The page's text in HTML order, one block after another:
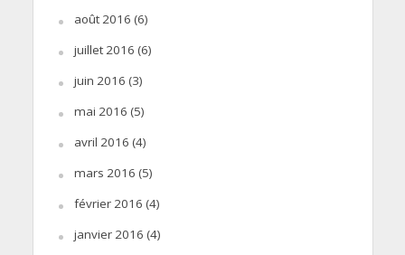
août 2016 (6)
juillet 2016 (6)
juin 2016 (3)
mai 2016 (5)
avril 2016 (4)
mars 2016 (5)
février 2016 (4)
janvier 2016 (4)